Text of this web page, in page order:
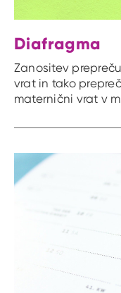
Diafragma
Zanositev
vrat in tako
maternični vrat v